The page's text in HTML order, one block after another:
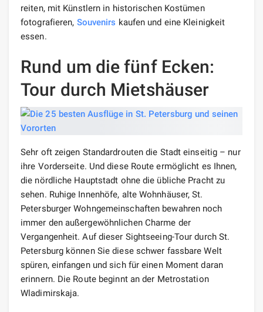
reiten, mit Künstlern in historischen Kostümen
fotografieren, Souvenirs kaufen und eine Kleinigkeit
essen.
Rund um die fünf Ecken:
Tour durch Mietshäuser
Sehr oft zeigen Standardrouten die Stadt einseitig – nur
ihre Vorderseite. Und diese Route ermöglicht es Ihnen,
die nördliche Hauptstadt ohne die übliche Pracht zu
sehen. Ruhige Innenhöfe, alte Wohnhäuser, St.
Petersburger Wohngemeinschaften bewahren noch
immer den außergewöhnlichen Charme der
Vergangenheit. Auf dieser Sightseeing-Tour durch St.
Petersburg können Sie diese schwer fassbare Welt
spüren, einfangen und sich für einen Moment daran
erinnern. Die Route beginnt an der Metrostation
Wladimirskaja.